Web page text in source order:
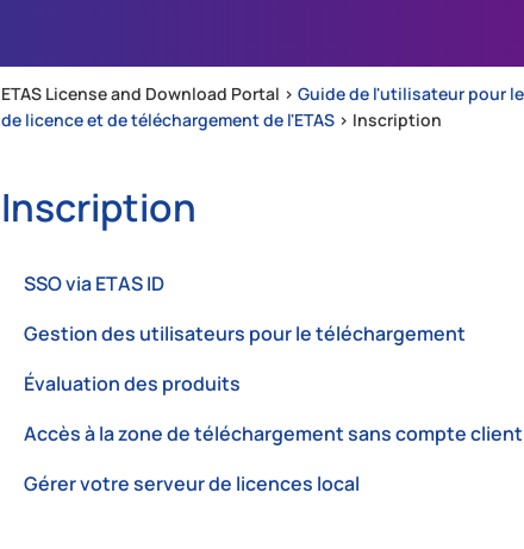
ETAS License and Download Portal > Guide de l'utilisateur pour
de licence et de téléchargement de l'ETAS > Inscription
Inscription
SSO via ETAS ID
Gestion des utilisateurs pour le téléchargement
Évaluation des produits
Accès à la zone de téléchargement sans compte client
Gérer votre serveur de licences local